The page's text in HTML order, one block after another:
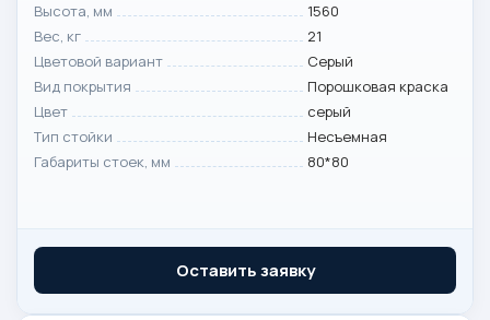
Высота, мм
1560
Вес, кг
21
Цветовой вариант
Серый
Вид покрытия
Порошковая краска
Цвет
серый
Тип стойки
Несъемная
Габариты стоек, мм
80*80
Оставить заявку